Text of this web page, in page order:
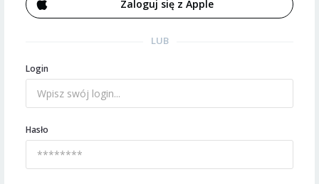
Zaloguj się z Apple
LUB
Login
Hasło